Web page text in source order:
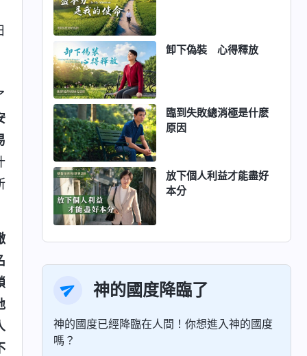
卸下偽裝 心得釋放
臨到失敗總消極是什麽
原因
放下個人利益才能盡好
本分
神的國度降臨了
神的國度已經降臨在人間！你想進入神的國度
嗎？